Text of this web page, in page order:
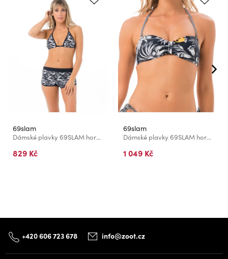
69slam
Dámské plavky 69SLAM horní díl PALM MONO TRIANGLE
829 Kč
69slam
Dámské plavky 69SLAM horní díl WILD GARDEN FLORIDA BANDEAU
1 049 Kč
+420 606 723 678 info@zoot.cz